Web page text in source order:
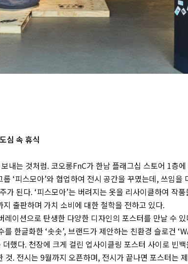
심 속 휴식
내는 것처럼. 코오롱FnC가 한남 플래그십 스토어 1층
‘피스모아’와 협업하여 전시 공간을 꾸몄는데, 쓰임을
가 된다. ‘피스모아’는 버려지는 옷을 리사이클하여 작
출판하며 가치 소비에 대한 철학을 전하고 있다.
레이션으로 탄생한 다양한 디자인의 포스터를 만날 수
한글화한 ‘솟솟’, 브랜드가 제안하는 친환경 슬로건
더했다. 천장에 크게 걸린 업사이클링 포스터 사이로 빈
것. 전시는 9월까지 오픈하며, 전시가 끝나면 포스터는